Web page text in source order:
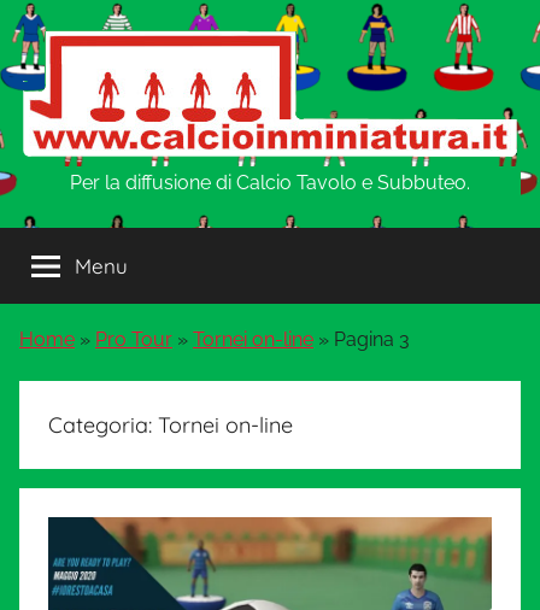
Salta
al
contenuto
w
w
.
a
Per la diffusione di Calcio Tavolo e Subbuteo.
Menu
Home » Pro Tour » Tornei on-line » Pagina 3
Categoria: Tornei on-line